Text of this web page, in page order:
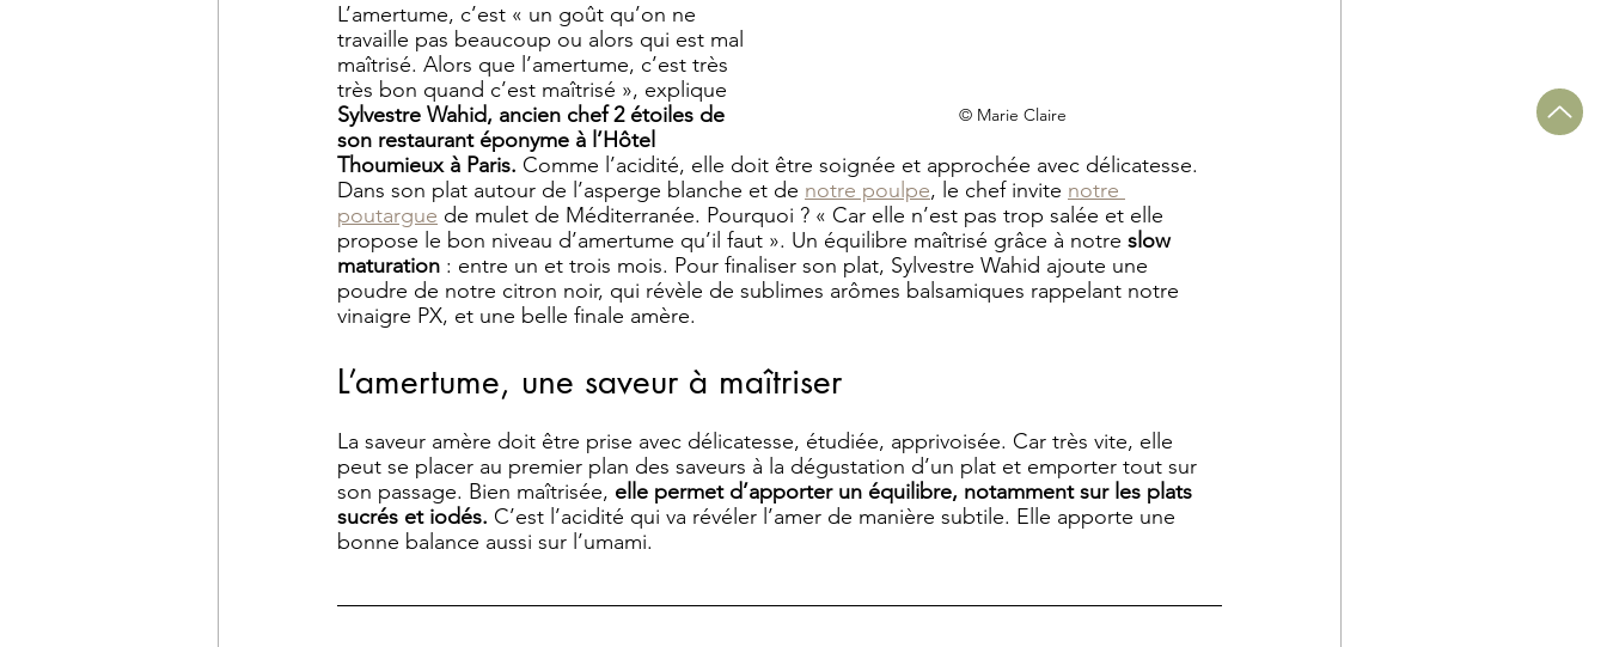
© Marie Claire
L’amertume, c’est « un goût qu’on ne
travaille pas beaucoup ou alors qui est mal
maîtrisé. Alors que l’amertume, c’est très
très bon quand c’est maîtrisé », explique
Sylvestre Wahid, ancien chef 2 étoiles de
son restaurant éponyme à l’Hôtel
Thoumieux à Paris. Comme l’acidité, elle doit être soignée et approchée avec délicatesse.
Dans son plat autour de l’asperge blanche et de notre poulpe, le chef invite notre
poutargue de mulet de Méditerranée. Pourquoi ? « Car elle n’est pas trop salée et elle
propose le bon niveau d’amertume qu’il faut ». Un équilibre maîtrisé grâce à notre slow
maturation : entre un et trois mois. Pour finaliser son plat, Sylvestre Wahid ajoute une
poudre de notre citron noir, qui révèle de sublimes arômes balsamiques rappelant notre
vinaigre PX, et une belle finale amère.
L’amertume, une saveur à maîtriser
La saveur amère doit être prise avec délicatesse, étudiée, apprivoisée. Car très vite, elle
peut se placer au premier plan des saveurs à la dégustation d’un plat et emporter tout sur
son passage. Bien maîtrisée, elle permet d’apporter un équilibre, notamment sur les plats
sucrés et iodés. C’est l’acidité qui va révéler l’amer de manière subtile. Elle apporte une
bonne balance aussi sur l’umami.